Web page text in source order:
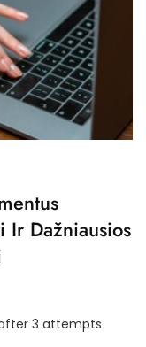
Ir Dažniausios
after 3 attempts